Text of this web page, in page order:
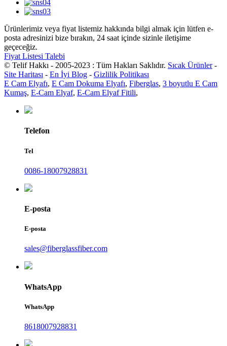
Ürünlerimiz veya fiyat listemiz hakkında bilgi almak için lütfen e-
posta adresinizi bize bırakın, 24 saat içinde sizinle iletişime
geçeceğiz.
Fiyat Listesi Talebi
© Telif Hakkı - 2005-2023 : Tüm Hakları Saklıdır. Sıcak Ürünler-
Site Haritası - En İyi Blog - Gizlilik Politikası
E Cam Elyafı, E Cam Dokuma Elyafı, Fiberglas, 3 boyutlu E Cam
Kumaş, E-Cam Elyaf, E-Cam Elyaf Fitili,
Telefon
Tel
0086-18007928831
E-posta
E-posta
sales@fiberglassfiber.com
WhatsApp
WhatsApp
8618007928831